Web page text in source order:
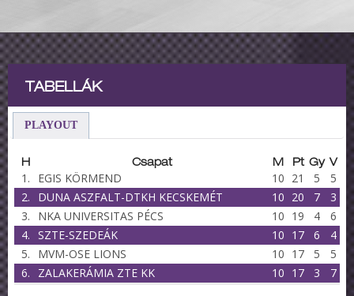
TABELLÁK
PLAYOUT
H Csapat M Pt Gy V
1. EGIS KÖRMEND 10 21 5
5
2.
DUNA ASZFALT-DTKH KECSKEMÉT 10 20 7
3
3.
NKA UNIVERSITAS PÉCS 10 19 4
6
4. SZTE-SZEDEÁK 10 17 6
4
5.
MVM-OSE LIONS 10 17 5
5
6.
ZALAKERÁMIA ZTE KK 10 17 3 7